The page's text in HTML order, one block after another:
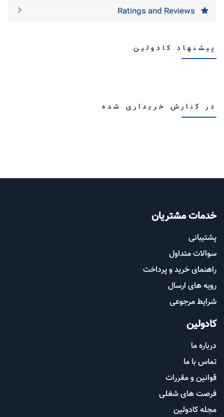
Ratings and Reviews
پیشنهاد کادولین
در کنارش خریداری شده
خدمات مشتریان
پشتیب​​انی
سوالات متداول
راهنمای خرید و پرداخت
رویه های ارسال
شرایط مرجوعی
کادولین
درباره ما
تماس با ما
قوانین و مقررات
فرصت های شغلی
مجله کادولین